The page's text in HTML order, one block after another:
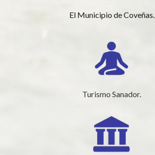
El Municipio de Coveñas.
Turismo Sanador.